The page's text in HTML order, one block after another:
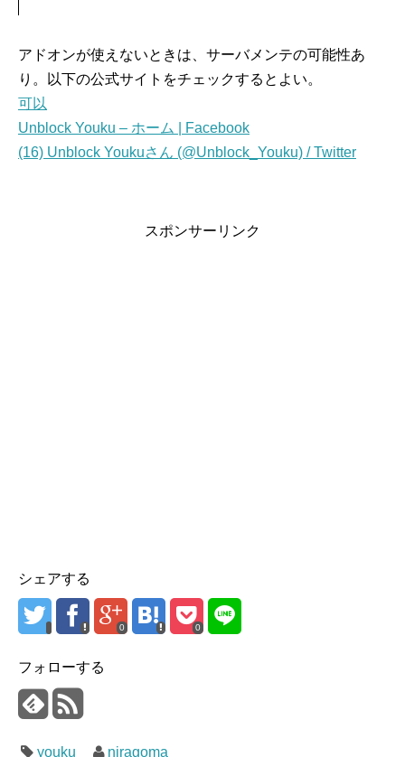
アドオンが使えないときは、サーバメンテの可能性あ
り。以下の公式サイトをチェックするとよい。
可以
Unblock Youku – ホーム | Facebook
(16) Unblock Youkuさん (@Unblock_Youku) / Twitter
スポンサーリンク
シェアする
0 0
フォローする
youku niragoma